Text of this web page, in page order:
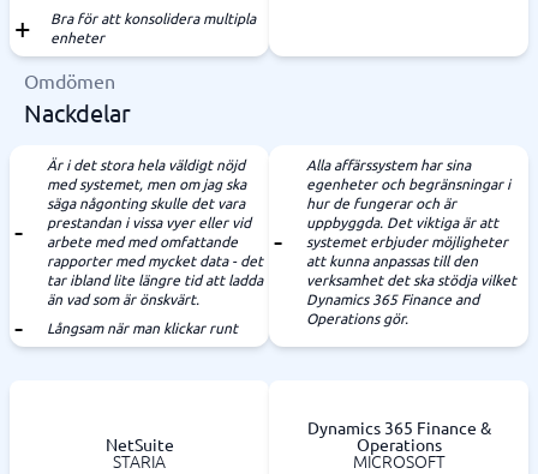
Bra för att konsolidera multipla
enheter
Omdömen
Nackdelar
Är i det stora hela väldigt nöjd
med systemet, men om jag ska
säga någonting skulle det vara
prestandan i vissa vyer eller vid
arbete med med omfattande
rapporter med mycket data - det
tar ibland lite längre tid att ladda
än vad som är önskvärt.
Långsam när man klickar runt
Alla affärssystem har sina
egenheter och begränsningar i
hur de fungerar och är
uppbyggda. Det viktiga är att
systemet erbjuder möjligheter
att kunna anpassas till den
verksamhet det ska stödja vilket
Dynamics 365 Finance and
Operations gör.
NetSuite
STARIA
Dynamics 365 Finance &
Operations
MICROSOFT